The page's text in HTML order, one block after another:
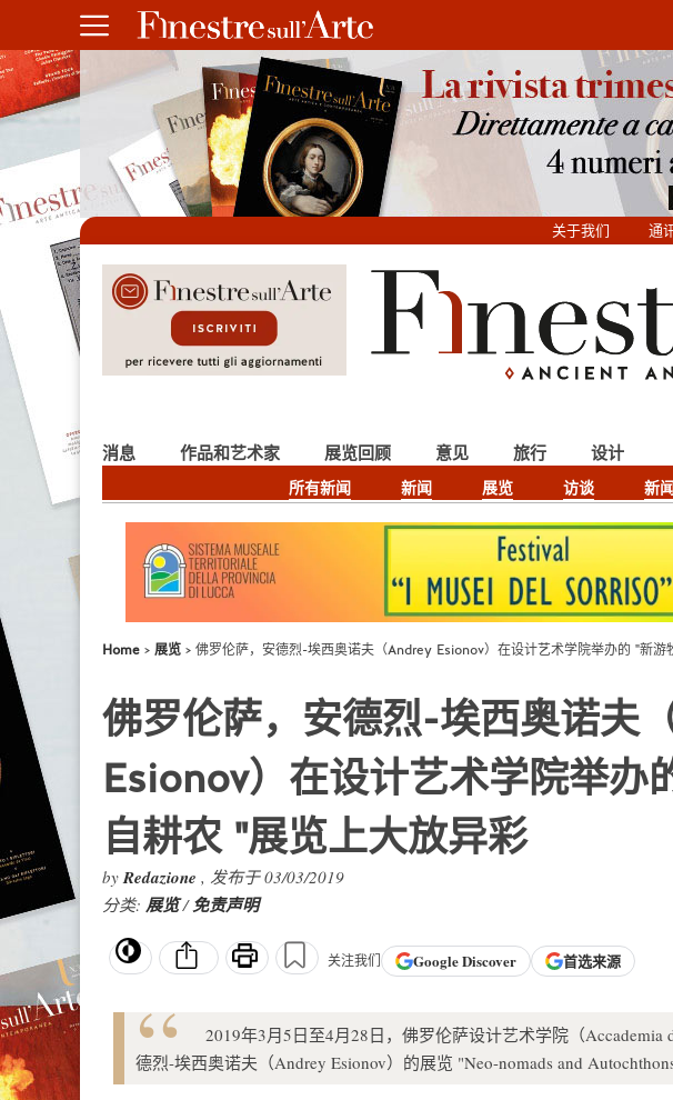
关于我们 通
消息
所有新闻 新闻 展览 访谈 新
作品和艺术家 展览回顾 意见 旅行 设计
Home 展览 佛罗伦萨，安德烈-埃西奥诺夫（Andrey Esionov）在设计艺术学院举办的 "新游
佛罗伦萨，安德烈-埃西奥诺夫
Esionov）在设计艺术学院举办
自耕农 "展览上大放异彩
byRedazione , 发布于 03/03/2019
分类: 展览/免责声明
关注我们 GoogleDiscover 首选来源
2019年3月5日至4月28日，佛罗伦萨设计艺术学院（Accademia
德烈-埃西奥诺夫（Andrey Esionov）的展览 "Neo-nomads and